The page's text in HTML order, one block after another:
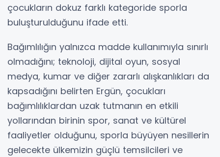
çocukların dokuz farklı kategoride sporla
buluşturulduğunu ifade etti.
Bağımlılığın yalnızca madde kullanımıyla sınırlı
olmadığını; teknoloji, dijital oyun, sosyal
medya, kumar ve diğer zararlı alışkanlıkları da
kapsadığını belirten Ergün, çocukları
bağımlılıklardan uzak tutmanın en etkili
yollarından birinin spor, sanat ve kültürel
faaliyetler olduğunu, sporla büyüyen nesillerin
gelecekte ülkemizin güçlü temsilcileri ve